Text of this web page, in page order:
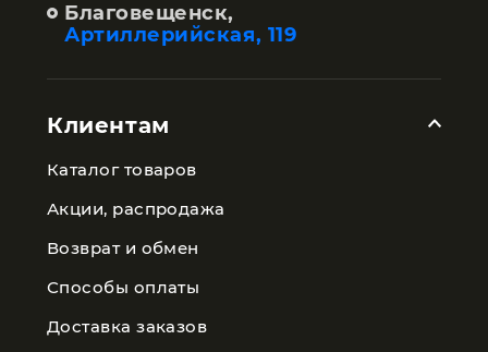
Благовещенск,
Артиллерийская, 119
Клиентам
Каталог товаров
Акции, распродажа
Возврат и обмен
Способы оплаты
Доставка заказов